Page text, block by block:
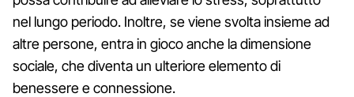
nel lungo periodo. Inoltre, se viene svolta insieme ad
altre persone, entra in gioco anche la dimensione
sociale, che diventa un ulteriore elemento di
benessere e connessione.